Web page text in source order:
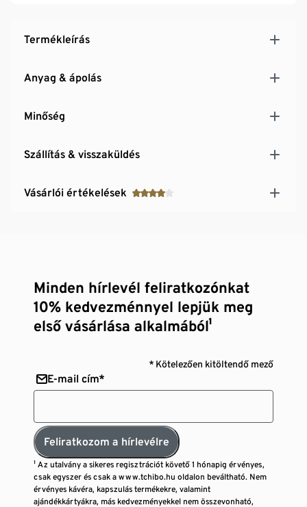
Termékleírás
Anyag & ápolás
Minőség
Szállítás & visszaküldés
Vásárlói értékelések
Minden hírlevél feliratkozónkat
10% kedvezménnyel lepjük meg
első vásárlása alkalmából¹
* Kötelezően kitöltendő mező
E-mail cím*
Feliratkozom a hírlevélre
¹ Az utalvány a sikeres regisztrációt követő 1 hónapig érvényes,
csak egyszer és csak a www.tchibo.hu oldalon beváltható. Nem
érvényes kávéra, kapszulás termékekre, valamint
ajándékkártyákra, más kedvezményekkel nem összevonható,